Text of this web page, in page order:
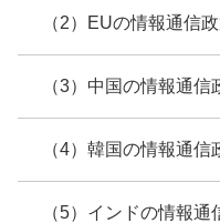
（2）EUの情報通信
（3）中国の情報通信
（4）韓国の情報通信
（5）インドの情報通